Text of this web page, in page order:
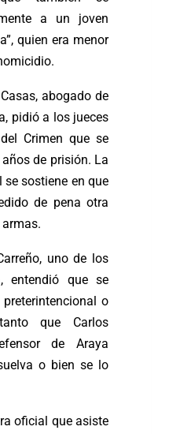
a un joven
quien era menor
abogado de
pidió a los jueces
Crimen que se
de prisión. La
sostiene en que
de pena otra
uno de los
entendió que se
o
que Carlos
de Araya
o bien se lo
oficial que asiste